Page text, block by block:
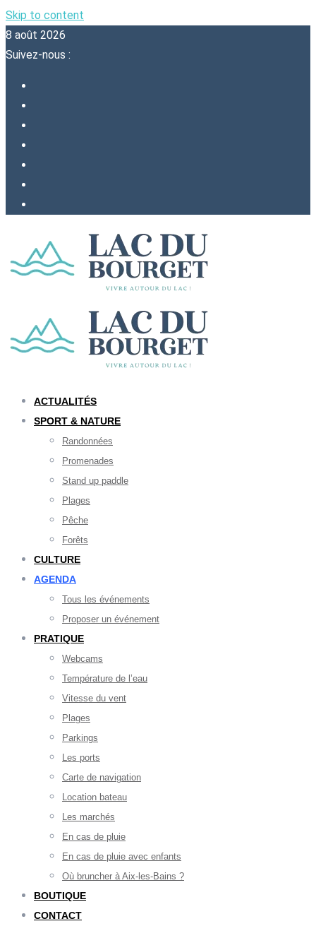
Skip to content
8 août 2026
Suivez-nous :
ACTUALITÉS
SPORT & NATURE
Randonnées
Promenades
Stand up paddle
Plages
Pêche
Forêts
CULTURE
AGENDA
Tous les événements
Proposer un événement
PRATIQUE
Webcams
Température de l’eau
Vitesse du vent
Plages
Parkings
Les ports
Carte de navigation
Location bateau
Les marchés
En cas de pluie
En cas de pluie avec enfants
Où bruncher à Aix-les-Bains ?
BOUTIQUE
CONTACT